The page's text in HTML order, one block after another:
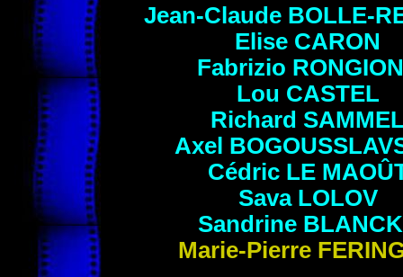
Jean-Claude BOLLE-
Elise CARON
Fabrizio
Lou CASTEL
Richard
Axel
Cédric LE
Sava LOLOV
Sandrine
Marie-Pierre